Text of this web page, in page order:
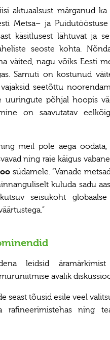
aktuaalsust märganud
Metsa– ja
käsitlusest lähtuvat ja
seoste kohta.
väited, nagu võiks Eesti
Samuti on kostunud
seetõttu
uuringute põhjal hoopis
on saavutatav
meil pole aega
ning raie käigus
südamele. “Vanade
kuluda sadu
seisukoht
leidsid
avalik
seast tõusid esile veel
rafineerimistehas ning